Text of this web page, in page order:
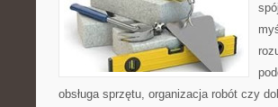
obsługa sprzętu, organizacja robót czy